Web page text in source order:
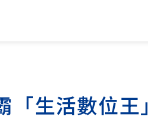
生活數位王」